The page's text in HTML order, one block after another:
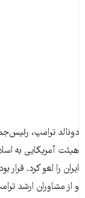
هیئت آمریکایی به
ایران را لغو کرد. قرار
و از مشاوران ارشد